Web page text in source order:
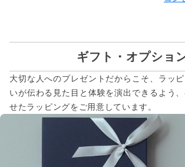
ギフト・オプショ
大切な人へのプレゼントだからこそ、ラッ
いが伝わる見た目と体験を演出できるよう
せたラッピングをご用意しています。